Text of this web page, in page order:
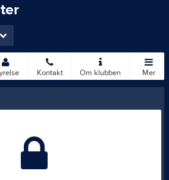
Kontakt Om klubben Mer